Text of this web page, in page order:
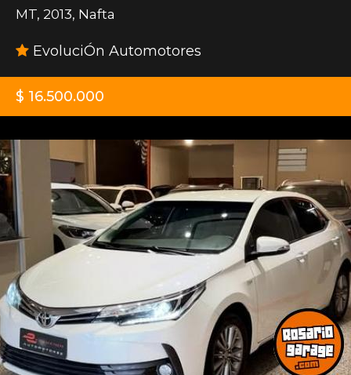
MT, 2013, Nafta
EvoluciÓn Automotores
$ 16.500.000